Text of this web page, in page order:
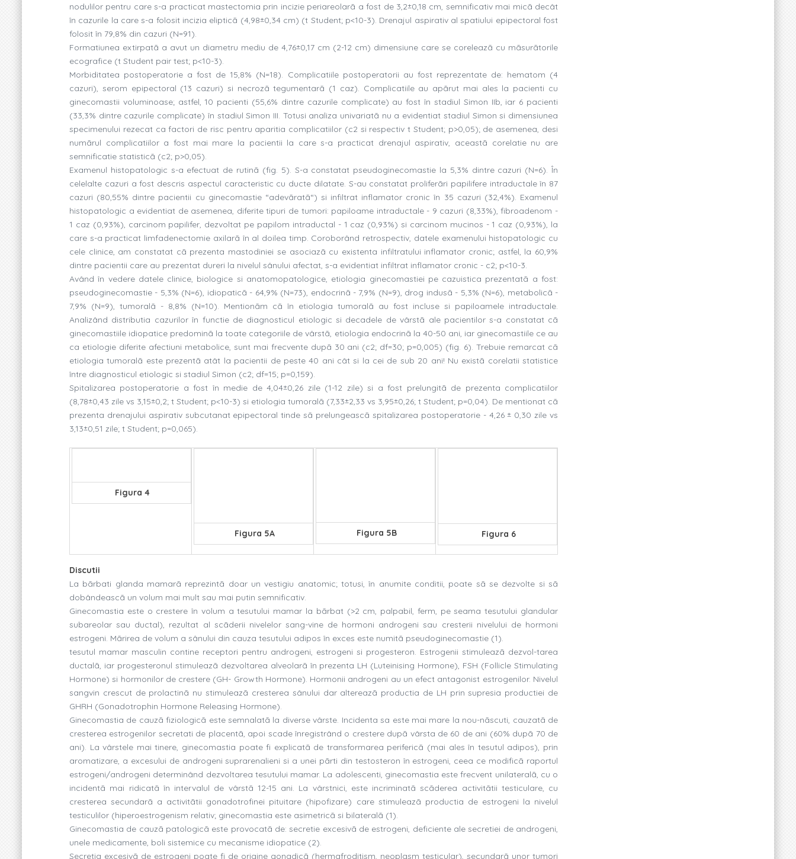
nodulilor pentru care s-a practicat mastectomia prin incizie periareolarã a fost de 3,2±0,18 cm, semnificativ mai micã decât
în cazurile la care s-a folosit incizia elipticã (4,98±0,34 cm) (t Student; p<10-3). Drenajul aspirativ al spatiului epipectoral fost
folosit în 79,8% din cazuri (N=91).
Formatiunea extirpatã a avut un diametru mediu de 4,76±0,17 cm (2-12 cm) dimensiune care se coreleazã cu mãsurãtorile
ecografice (t Student pair test; p<10-3).
Morbiditatea postoperatorie a fost de 15,8% (N=18). Complicatiile postoperatorii au fost reprezentate de: hematom (4
cazuri), serom epipectoral (13 cazuri) si necrozã tegumentarã (1 caz). Complicatiile au apãrut mai ales la pacienti cu
ginecomastii voluminoase; astfel, 10 pacienti (55,6% dintre cazurile complicate) au fost în stadiul Simon IIb, iar 6 pacienti
(33,3% dintre cazurile complicate) în stadiul Simon III. Totusi analiza univariatã nu a evidentiat stadiul Simon si dimensiunea
specimenului rezecat ca factori de risc pentru aparitia complicatiilor (c2 si respectiv t Student; p>0,05); de asemenea, desi
numãrul complicatiilor a fost mai mare la pacientii la care s-a practicat drenajul aspirativ, aceastã corelatie nu are
semnificatie statisticã (c2; p>0,05).
Examenul histopatologic s-a efectuat de rutinã (fig. 5). S-a constatat pseudoginecomastie la 5,3% dintre cazuri (N=6). În
celelalte cazuri a fost descris aspectul caracteristic cu ducte dilatate. S-au constatat proliferãri papilifere intraductale în 87
cazuri (80,55% dintre pacientii cu ginecomastie “adevãratã“) si infiltrat inflamator cronic în 35 cazuri (32,4%). Examenul
histopatologic a evidentiat de asemenea, diferite tipuri de tumori: papiloame intraductale - 9 cazuri (8,33%), fibroadenom -
1 caz (0,93%), carcinom papilifer, dezvoltat pe papilom intraductal - 1 caz (0,93%) si carcinom mucinos - 1 caz (0,93%), la
care s-a practicat limfadenectomie axilarã în al doilea timp. Coroborând retrospectiv, datele examenului histopatologic cu
cele clinice, am constatat cã prezenta mastodiniei se asociazã cu existenta infiltratului inflamator cronic; astfel, la 60,9%
dintre pacientii care au prezentat dureri la nivelul sânului afectat, s-a evidentiat infiltrat inflamator cronic - c2; p<10-3.
Având în vedere datele clinice, biologice si anatomopatologice, etiologia ginecomastiei pe cazuistica prezentatã a fost:
pseudoginecomastie - 5,3% (N=6), idiopaticã - 64,9% (N=73), endocrinã - 7,9% (N=9), drog indusã - 5,3% (N=6), metabolicã -
7,9% (N=9), tumoralã - 8,8% (N=10). Mentionãm cã în etiologia tumoralã au fost incluse si papiloamele intraductale.
Analizând distributia cazurilor în functie de diagnosticul etiologic si decadele de vârstã ale pacientilor s-a constatat cã
ginecomastiile idiopatice predominã la toate categoriile de vârstã, etiologia endocrinã la 40-50 ani, iar ginecomastiile ce au
ca etiologie diferite afectiuni metabolice, sunt mai frecvente dupã 30 ani (c2; df=30; p=0,005) (fig. 6). Trebuie remarcat cã
etiologia tumoralã este prezentã atât la pacientii de peste 40 ani cât si la cei de sub 20 ani! Nu existã corelatii statistice
între diagnosticul etiologic si stadiul Simon (c2; df=15; p=0,159).
Spitalizarea postoperatorie a fost în medie de 4,04±0,26 zile (1-12 zile) si a fost prelungitã de prezenta complicatiilor
(8,78±0,43 zile vs 3,15±0,2; t Student; p<10-3) si etiologia tumoralã (7,33±2,33 vs 3,95±0,26; t Student; p=0,04). De mentionat cã
prezenta drenajului aspirativ subcutanat epipectoral tinde sã prelungeascã spitalizarea postoperatorie - 4,26 ± 0,30 zile vs
3,13±0,51 zile; t Student; p=0,065).
Figura 4
Figura 5A Figura 5B Figura 6
Discutii
La bãrbati glanda mamarã reprezintã doar un vestigiu anatomic; totusi, în anumite conditii, poate sã se dezvolte si sã
dobândeascã un volum mai mult sau mai putin semnificativ.
Ginecomastia este o crestere în volum a tesutului mamar la bãrbat (>2 cm, palpabil, ferm, pe seama tesutului glandular
subareolar sau ductal), rezultat al scãderii nivelelor sang-vine de hormoni androgeni sau cresterii nivelului de hormoni
estrogeni. Mãrirea de volum a sânului din cauza tesutului adipos în exces este numitã pseudoginecomastie (1).
tesutul mamar masculin contine receptori pentru androgeni, estrogeni si progesteron. Estrogenii stimuleazã dezvol-tarea
ductalã, iar progesteronul stimuleazã dezvoltarea alveolarã în prezenta LH (Luteinising Hormone), FSH (Follicle Stimulating
Hormone) si hormonilor de crestere (GH- Growth Hormone). Hormonii androgeni au un efect antagonist estrogenilor. Nivelul
sangvin crescut de prolactinã nu stimuleazã cresterea sânului dar altereazã productia de LH prin supresia productiei de
GHRH (Gonadotrophin Hormone Releasing Hormone).
Ginecomastia de cauzã fiziologicã este semnalatã la diverse vârste. Incidenta sa este mai mare la nou-nãscuti, cauzatã de
cresterea estrogenilor secretati de placentã, apoi scade înregistrând o crestere dupã vârsta de 60 de ani (60% dupã 70 de
ani). La vârstele mai tinere, ginecomastia poate fi explicatã de transformarea perifericã (mai ales în tesutul adipos), prin
aromatizare, a excesului de androgeni suprarenalieni si a unei pãrti din testosteron în estrogeni, ceea ce modificã raportul
estrogeni/androgeni determinând dezvoltarea tesutului mamar. La adolescenti, ginecomastia este frecvent unilateralã, cu o
incidentã mai ridicatã în intervalul de vârstã 12-15 ani. La vârstnici, este incriminatã scãderea activitãtii testiculare, cu
cresterea secundarã a activitãtii gonadotrofinei pituitare (hipofizare) care stimuleazã productia de estrogeni la nivelul
testiculilor (hiperoestrogenism relativ; ginecomastia este asimetricã si bilateralã (1).
Ginecomastia de cauzã patologicã este provocatã de: secretie excesivã de estrogeni, deficiente ale secretiei de androgeni,
unele medicamente, boli sistemice cu mecanisme idiopatice (2).
Secretia excesivã de estrogeni poate fi de origine gonadicã (hermafroditism, neoplasm testicular), secundarã unor tumori